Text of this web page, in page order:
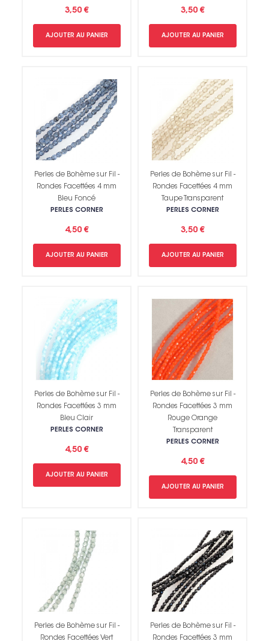
3,50 €
AJOUTER AU PANIER
3,50 €
AJOUTER AU PANIER
Perles de Bohème sur Fil -
Rondes Facettées 4 mm
Bleu Foncé
PERLES CORNER
4,50 €
AJOUTER AU PANIER
Perles de Bohème sur Fil -
Rondes Facettées 4 mm
Taupe Transparent
PERLES CORNER
3,50 €
AJOUTER AU PANIER
Perles de Bohème sur Fil -
Rondes Facettées 3 mm
Bleu Clair
PERLES CORNER
4,50 €
AJOUTER AU PANIER
Perles de Bohème sur Fil -
Rondes Facettées 3 mm
Rouge Orange
Transparent
PERLES CORNER
4,50 €
AJOUTER AU PANIER
Perles de Bohème sur Fil -
Rondes Facettées Vert
Perles de Bohème sur Fil -
Rondes Facettées 3 mm
Non merci !